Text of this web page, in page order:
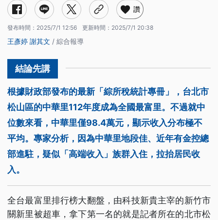
讚
發布時間： 2025/7/1 12:56 更新時間： 2025/7/1 20:38
王彥婷 謝其文 / 綜合報導
根據財政部發布的最新「綜所稅統計專冊」，台北市
松山區的中華里112年度成為全國最富里。不過就中
位數來看，中華里僅98.4萬元，顯示收入分布極不
平均。專家分析，因為中華里地段佳、近年有金控總
部進駐，疑似「高端收入」族群入住，拉抬居民收
入。
全台最富里排行榜大翻盤，由科技新貴主宰的新竹市
關新里被超車，拿下第一名的就是記者所在的北市松